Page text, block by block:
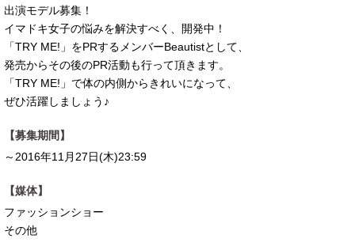
出演モデル募集！
イマドキ女子の悩みを解決すべく、開発中！
「TRY ME!」をPRするメンバーBeautistとして、
発売からその後のPR活動も行って頂きます。
「TRY ME!」で体の内側からきれいになって、
ぜひ活躍しましょう♪
【募集期間】
～2016年11月27日(木)23:59
【媒体】
ファッションショー
その他